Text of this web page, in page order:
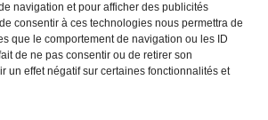
navigation et pour afficher des publicités
consentir à ces technologies nous permettra de
que le comportement de navigation ou les ID
de ne pas consentir ou de retirer son
un effet négatif sur certaines fonctionnalités et
maison d’édition,
300 citoyens